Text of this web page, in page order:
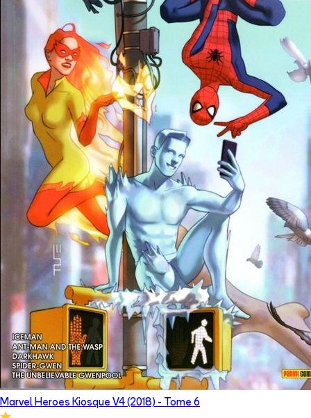
Marvel Heroes Kiosque V4 (2018) - Tome 6